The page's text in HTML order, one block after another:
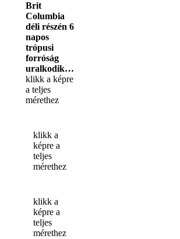
Brit
Columbia
déli részén 6
napos
trópusi
forróság
uralkodik…
klikk a képre
a teljes
mérethez
klikk a
képre a
teljes
mérethez
klikk a
képre a
teljes
mérethez